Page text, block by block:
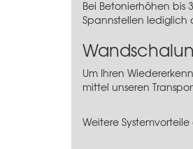
Bei Betonierhöhen bis
Spannstellen lediglich
Um Ihren
mittel unseren
Weitere